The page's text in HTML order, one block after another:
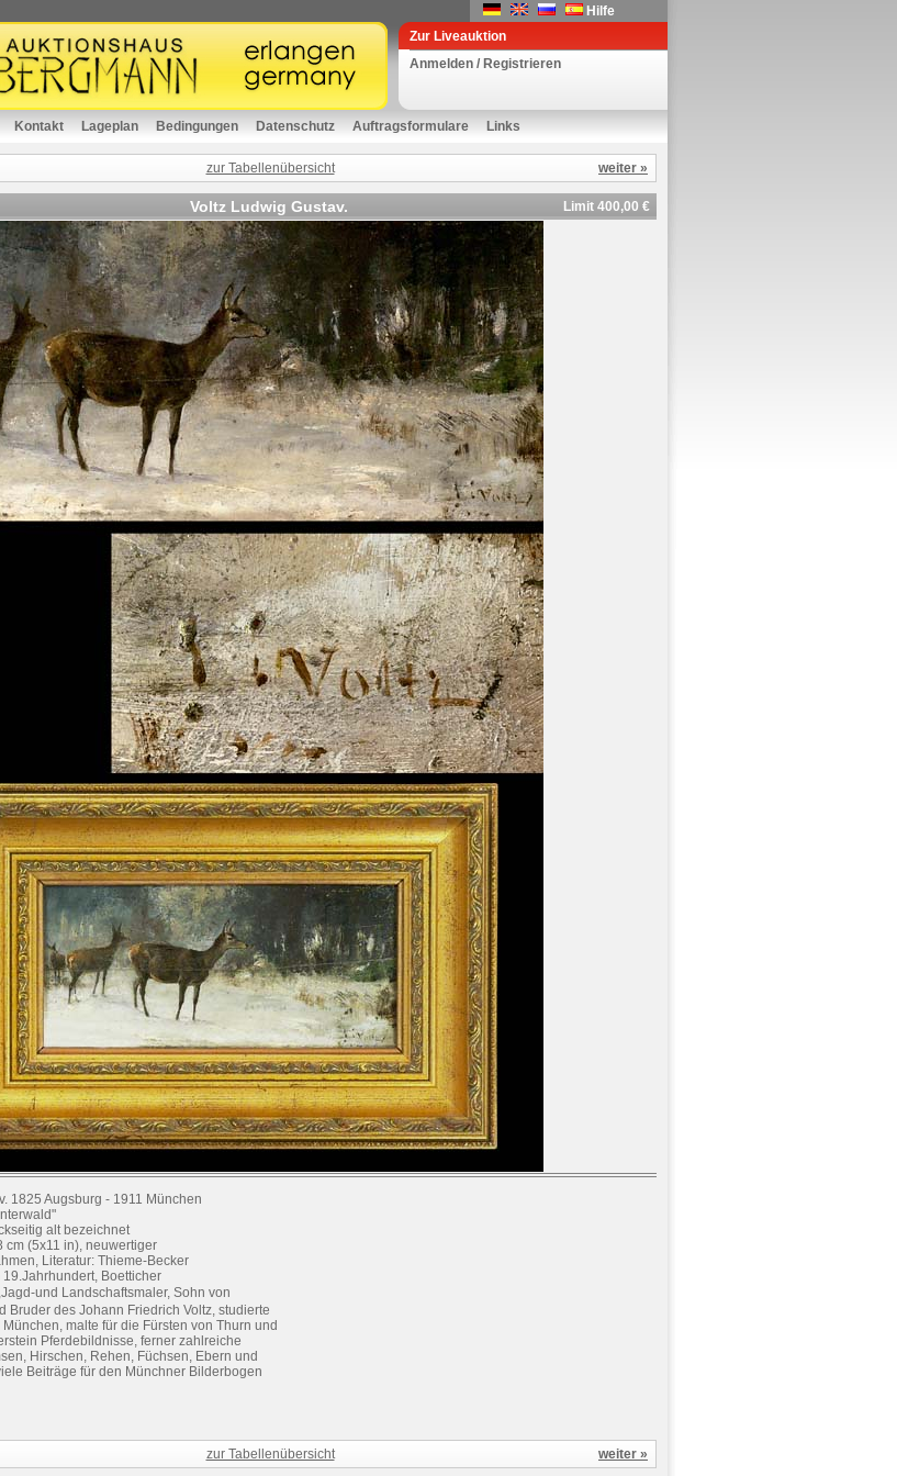
Hilfe
Zur Liveauktion
Anmelden / Registrieren
Kontakt Lageplan Bedingungen Datenschutz Auftragsformulare Links
zur Tabellenübersicht weiter »
Voltz Ludwig Gustav. Limit 400,00 €
1825 Augsburg - 1911 München
alt bezeichnet
cm (5x11 in), neuwertiger
Literatur: Thieme-Becker
Boetticher
und Landschaftsmaler, Sohn von
Bruder des Johann Friedrich Voltz, studierte
malte für die Fürsten von Thurn und
Pferdebildnisse, ferner zahlreiche
Hirschen, Rehen, Füchsen, Ebern und
Beiträge für den Münchner Bilderbogen
zur Tabellenübersicht weiter »